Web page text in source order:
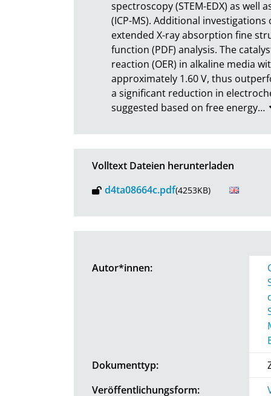
spectroscopy (STEM-EDX) as
(ICP-MS). Additional
extended X-ray absorption fine
function (PDF) analysis. The
reaction (OER) in alkaline media
approximately 1.60 V, thus
a significant reduction in
suggested based on free energy…
Volltext Dateien herunterladen
d4ta08664c.pdf(4253KB)
Autor*innen:
Dokumenttyp:
Veröffentlichungsform: